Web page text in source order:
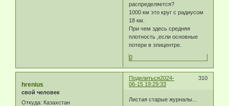
распределяется?
1000 км это круг с радиусом
18 км.
При чем здесь средняя
плотность ,если основные
потери в эпицентре.
0
Поделиться 310
2024-
06-15 19:29:33
hrenius
свой человек
Откуда: Казахстан
Листая старые журналы...